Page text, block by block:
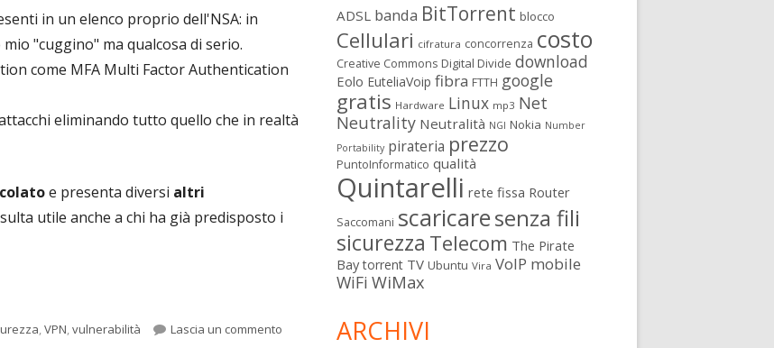
in un elenco proprio dell'NSA: in
"cuggino" ma qualcosa di serio.
come MFA Multi Factor Authentication
eliminando tutto quello che in realtà
e presenta diversi altri
utile anche a chi ha già predisposto i
,VPN,vulnerabilità Lascia un commento per Hardening della VPN
ADSL banda BitTorrent blocco
Cellulari cifratura concorrenza costo
Creative Commons Digital Divide download
Eolo EuteliaVoip fibra FTTH google
gratis Hardware Linux mp3 Net
Neutrality Neutralità NGI Nokia Number
Portability pirateria prezzo
PuntoInformatico qualità
Quintarelli rete fissa Router
Saccomani scaricaresenza fili
sicurezza Telecom The Pirate
Bay torrent TV Ubuntu Vira VoIP mobile
WiFi WiMax
ARCHIVI